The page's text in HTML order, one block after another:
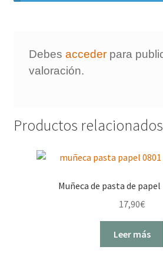
Debes accederpara
valoración.
Productos relacionados
Muñeca de pasta de
17,90€
Leer más